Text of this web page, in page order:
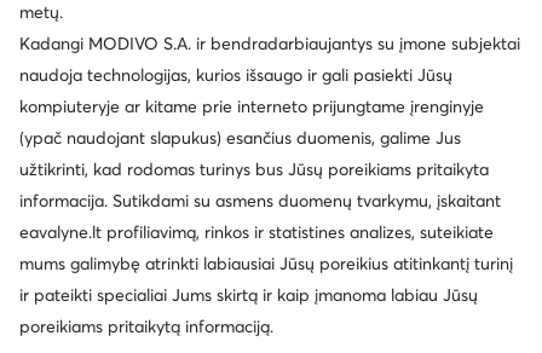
metų.
Kadangi MODIVO S.A. ir bendradarbiaujantys su įmone subjektai
naudoja technologijas, kurios išsaugo ir gali pasiekti Jūsų
kompiuteryje ar kitame prie interneto prijungtame įrenginyje
(ypač naudojant slapukus) esančius duomenis, galime Jus
užtikrinti, kad rodomas turinys bus Jūsų poreikiams pritaikyta
informacija. Sutikdami su asmens duomenų tvarkymu, įskaitant
eavalyne.lt profiliavimą, rinkos ir statistines analizes, suteikiate
mums galimybę atrinkti labiausiai Jūsų poreikius atitinkantį turinį
ir pateikti specialiai Jums skirtą ir kaip įmanoma labiau Jūsų
poreikiams pritaikytą informaciją.